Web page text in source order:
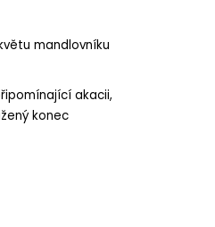
mandlovníku
akacii,
konec